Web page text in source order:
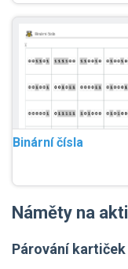
Binární čísla
Náměty na
Párování kartiček